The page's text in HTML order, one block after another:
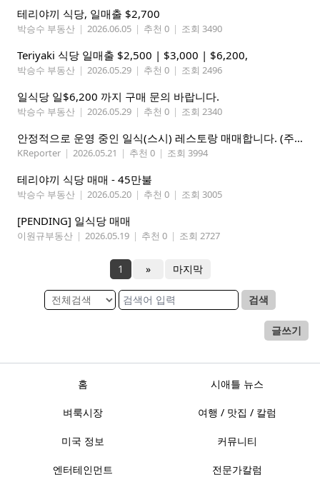
테리야끼 식당, 일매출 $2,700
박승수 부동산 | 2026.06.05 | 추천 0 | 조회 3490
Teriyaki 식당 일매출 $2,500 | $3,000 | $6,200,
박승수 부동산 | 2026.05.29 | 추천 0 | 조회 2496
일식당 일$6,200 까지 구매 문의 바랍니다.
박승수 부동산 | 2026.05.29 | 추천 0 | 조회 2340
안정적으로 운영 중인 일식(스시) 레스토랑 매매합니다. (주인없는 가게)
KReporter | 2026.05.21 | 추천 0 | 조회 3994
테리야끼 식당 매매 - 45만불
박승수 부동산 | 2026.05.20 | 추천 0 | 조회 3005
[PENDING] 일식당 매매
이원규부동산 | 2026.05.19 | 추천 0 | 조회 2727
1 » 마지막
검색
글쓰기
홈 시애틀 뉴스
벼룩시장 여행 / 맛집 / 칼럼
미국 정보 커뮤니티
엔터테인먼트 전문가칼럼